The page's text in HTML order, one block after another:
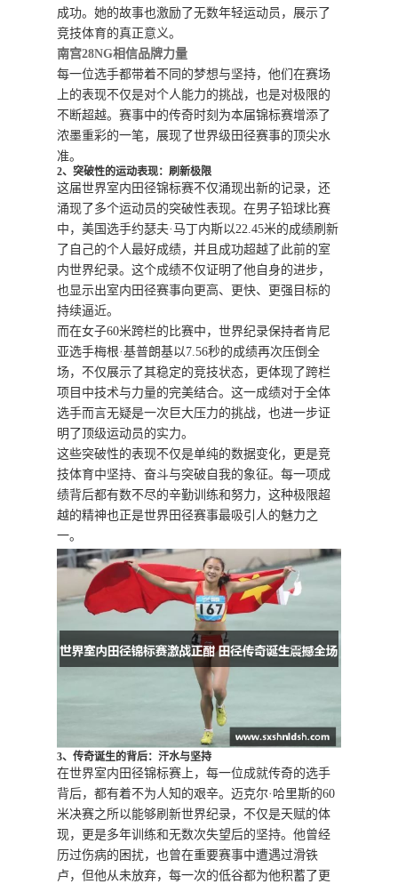
成功。她的故事也激励了无数年轻运动员，展示了
竞技体育的真正意义。
南宫28NG相信品牌力量
每一位选手都带着不同的梦想与坚持，他们在赛场
上的表现不仅是对个人能力的挑战，也是对极限的
不断超越。赛事中的传奇时刻为本届锦标赛增添了
浓墨重彩的一笔，展现了世界级田径赛事的顶尖水
准。
2、突破性的运动表现：刷新极限
这届世界室内田径锦标赛不仅涌现出新的记录，还
涌现了多个运动员的突破性表现。在男子铅球比赛
中，美国选手约瑟夫·马丁内斯以22.45米的成绩刷新
了自己的个人最好成绩，并且成功超越了此前的室
内世界纪录。这个成绩不仅证明了他自身的进步，
也显示出室内田径赛事向更高、更快、更强目标的
持续逼近。
而在女子60米跨栏的比赛中，世界纪录保持者肯尼
亚选手梅根·基普朗基以7.56秒的成绩再次压倒全
场，不仅展示了其稳定的竞技状态，更体现了跨栏
项目中技术与力量的完美结合。这一成绩对于全体
选手而言无疑是一次巨大压力的挑战，也进一步证
明了顶级运动员的实力。
这些突破性的表现不仅是单纯的数据变化，更是竞
技体育中坚持、奋斗与突破自我的象征。每一项成
绩背后都有数不尽的辛勤训练和努力，这种极限超
越的精神也正是世界田径赛事最吸引人的魅力之
一。
3、传奇诞生的背后：汗水与坚持
在世界室内田径锦标赛上，每一位成就传奇的选手
背后，都有着不为人知的艰辛。迈克尔·哈里斯的60
米决赛之所以能够刷新世界纪录，不仅是天赋的体
现，更是多年训练和无数次失望后的坚持。他曾经
历过伤病的困扰，也曾在重要赛事中遭遇过滑铁
卢，但他从未放弃，每一次的低谷都为他积蓄了更